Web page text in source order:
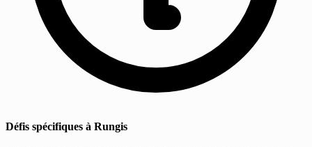
Défis spécifiques à Rungis